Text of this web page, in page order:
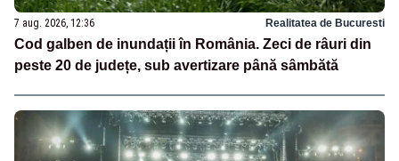
7 aug. 2026, 12:36 Realitatea de Bucuresti
Cod galben de inundații în România. Zeci de râuri din
peste 20 de județe, sub avertizare până sâmbătă